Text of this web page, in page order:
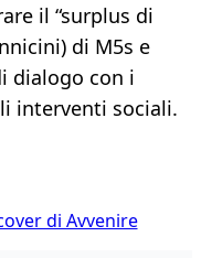
il “surplus di
di M5s e
dialogo con i
interventi sociali.
di Avvenire